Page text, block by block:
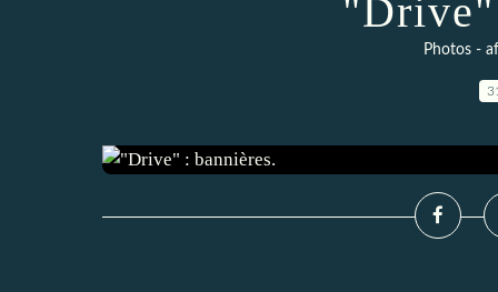
"Drive"
Photos -